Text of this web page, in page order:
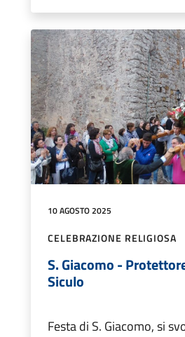
10 AGOSTO 2025
CELEBRAZIONE RELIGIOSA
S. Giacomo -
Siculo
Festa di S. Giacomo, si